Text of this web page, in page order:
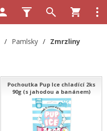
/ Pamlsky / Zmrzliny
Pochoutka Pup Ice chladící 2ks
90g (s jahodou a banánem)